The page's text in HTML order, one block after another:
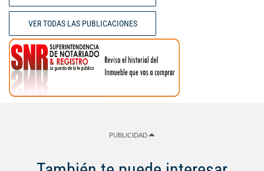
VER TODAS LAS PUBLICACIONES
PUBLICIDAD